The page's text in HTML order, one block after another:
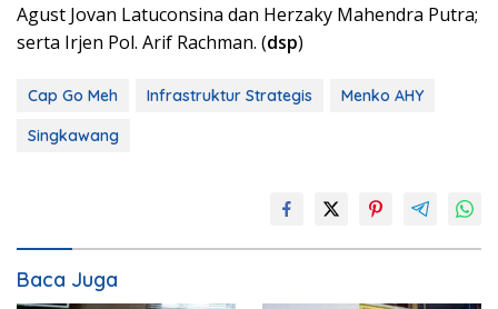
Agust Jovan Latuconsina dan Herzaky Mahendra Putra;
serta Irjen Pol. Arif Rachman. (dsp)
Cap Go Meh Infrastruktur Strategis
Menko AHY
Singkawang
Baca Juga